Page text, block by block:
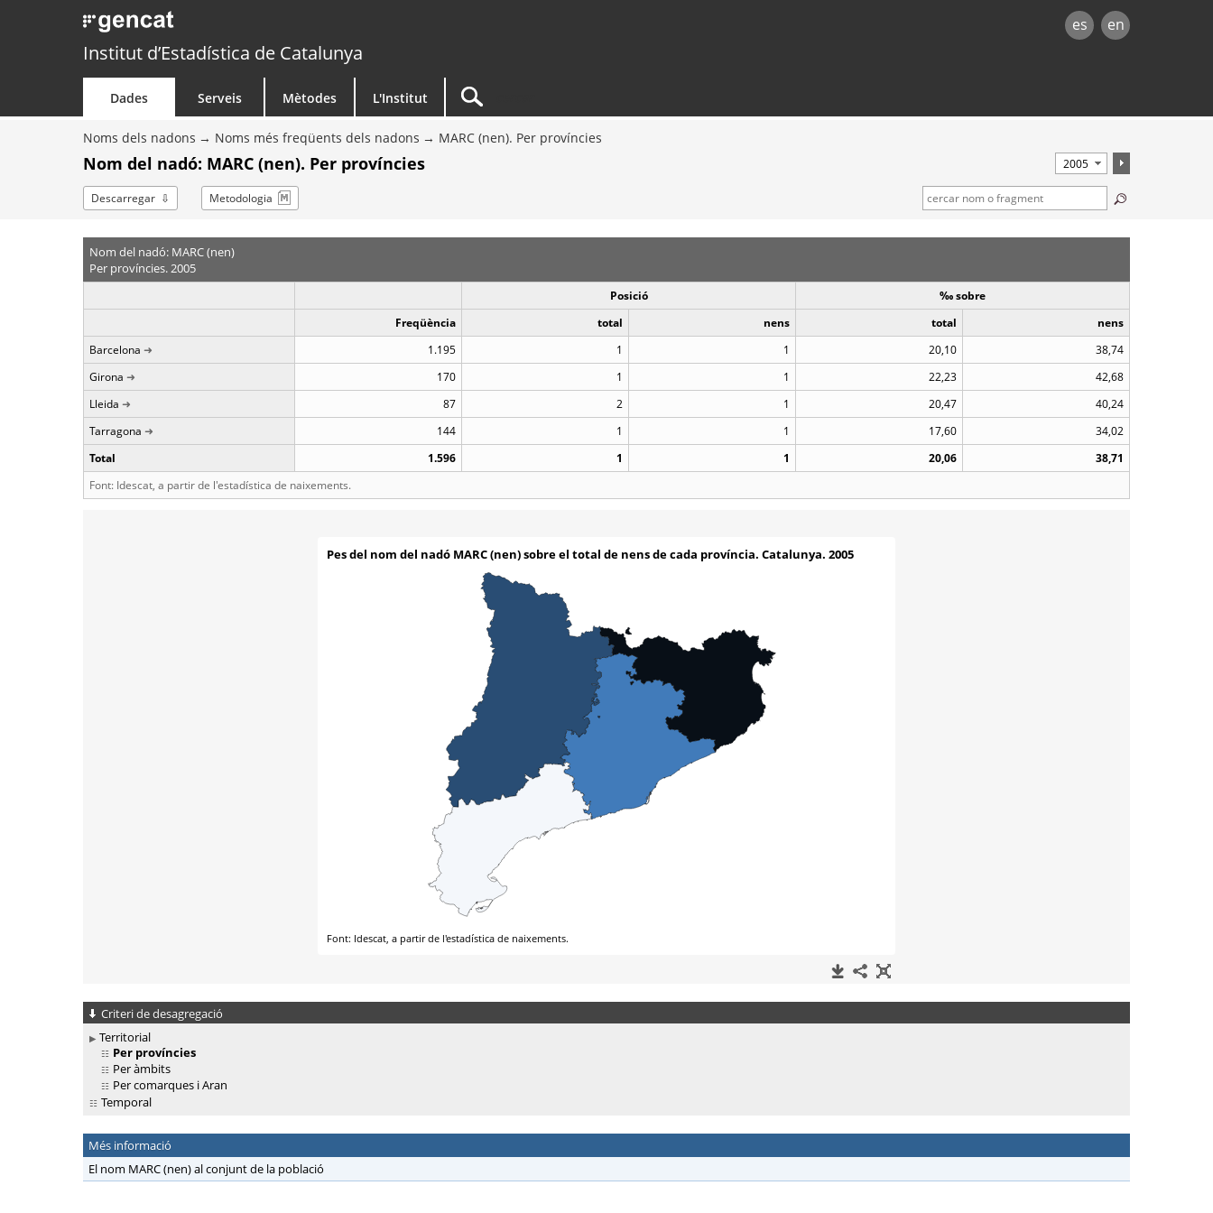
es en
Institut d’Estadística de Catalunya
Dades Serveis Mètodes L'Institut
Noms dels nadons Noms més freqüents dels nadons MARC (nen). Per províncies
Nom del nadó: MARC (nen). Per províncies
Descarregar Metodologia
Nom del nadó: MARC (nen)
Per províncies. 2005
Posició
‰ sobre
Freqüència
total nens total
nens
Barcelona
1.195 1 1 20,10
38,74
Girona
170 1 1 22,23
42,68
Lleida
87 2 1 20,47
40,24
Tarragona
144 1 1 17,60
34,02
Total
1.596 1 1 20,06
38,71
Font: Idescat, a partir de l'estadística de naixements.
Criteri de desagregació
Territorial
Per províncies
Per àmbits
Per comarques i Aran
Temporal
Més informació
El nom MARC (nen) al conjunt de la població